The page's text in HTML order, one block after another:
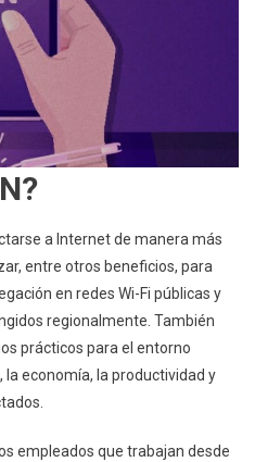
a Internet de manera más
entre otros beneficios, para
en redes Wi-Fi públicas y
regionalmente. También
prácticos para el entorno
economía, la productividad y
empleados que trabajan desde